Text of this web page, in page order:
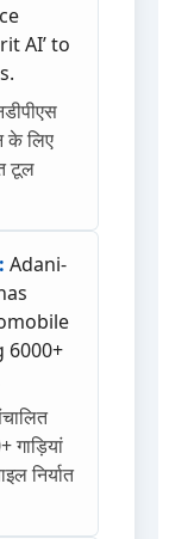
AI’ to
के लिए
टूल
Adani-
6000+
गाड़ियां
निर्यात